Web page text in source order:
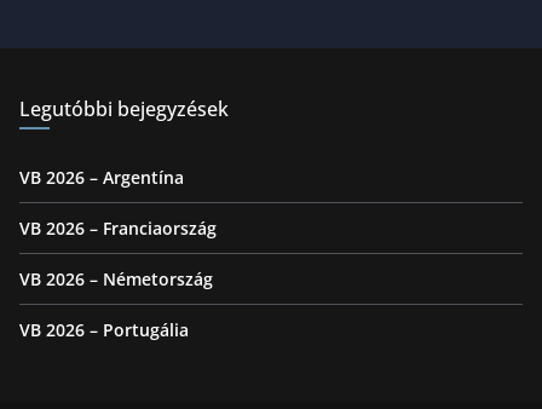
Legutóbbi bejegyzések
VB 2026 – Argentína
VB 2026 – Franciaország
VB 2026 – Németország
VB 2026 – Portugália